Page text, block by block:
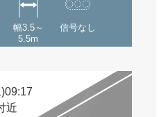
幅3.5～
5.5m
信号なし
近